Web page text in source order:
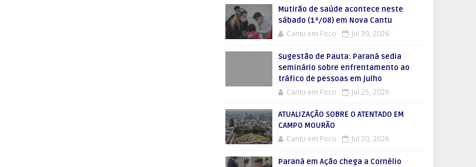
Mutirão de saúde acontece neste
sábado (1º/08) em Nova Cantu
Cantu em Foco Jul 30, 2026
Sugestão de Pauta: Paraná sedia
seminário sobre enfrentamento ao
tráfico de pessoas em julho
Cantu em Foco Jul 25, 2026
ATUALIZAÇÃO SOBRE O ATENTADO EM
CAMPO MOURÃO
Cantu em Foco Jul 20, 2026
Paraná em Ação chega a Cornélio